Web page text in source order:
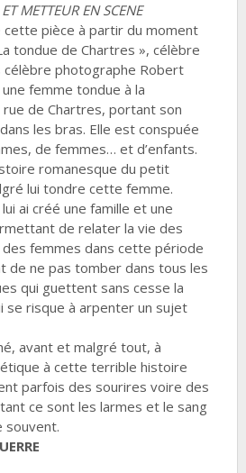
METTEUR EN SCENE
cette pièce à partir du moment
tondue de Chartres », célèbre
célèbre photographe Robert
femme tondue à la
rue de Chartres, portant son
les bras. Elle est conspuée
de femmes… et d’enfants.
romanesque du petit
lui tondre cette femme.
ai créé une famille et une
de relater la vie des
femmes dans cette période
de ne pas tomber dans tous les
qui guettent sans cesse la
se risque à arpenter un sujet
avant et malgré tout, à
à cette terrible histoire
parfois des sourires voire des
ce sont les larmes et le sang
souvent.